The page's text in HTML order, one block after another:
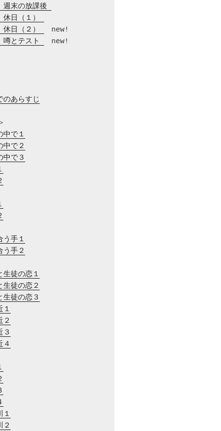
週末の放課後
休日（１）
休日（２）
噂とテスト
new!
のあらすじ
中で１
中で２
中で３
う手１
う手２
生徒の恋１
生徒の恋２
生徒の恋３
１
２
３
４
１
２